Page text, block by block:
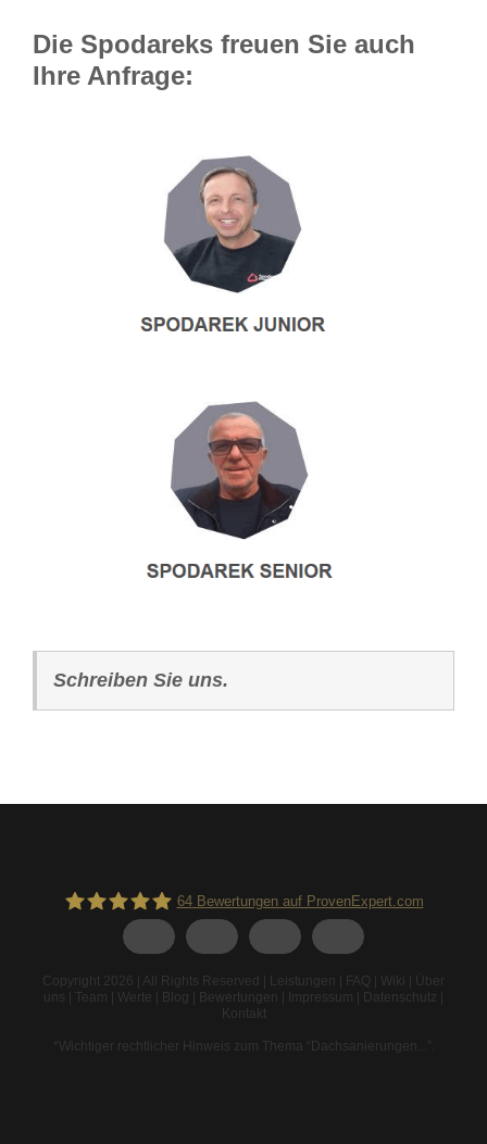
Die Spodareks freuen Sie auch
Ihre Anfrage:
Schreiben Sie uns.
64Bewertungen auf ProvenExpert.com
Copyright 2026 | All Rights Reserved | Leistungen FAQ Wiki
Über
uns
Team Werte Blog Bewertungen Impressum Datenschutz
Kontakt
*Wichtiger rechtlicher Hinweis zum Thema “Dachsanierungen...” .